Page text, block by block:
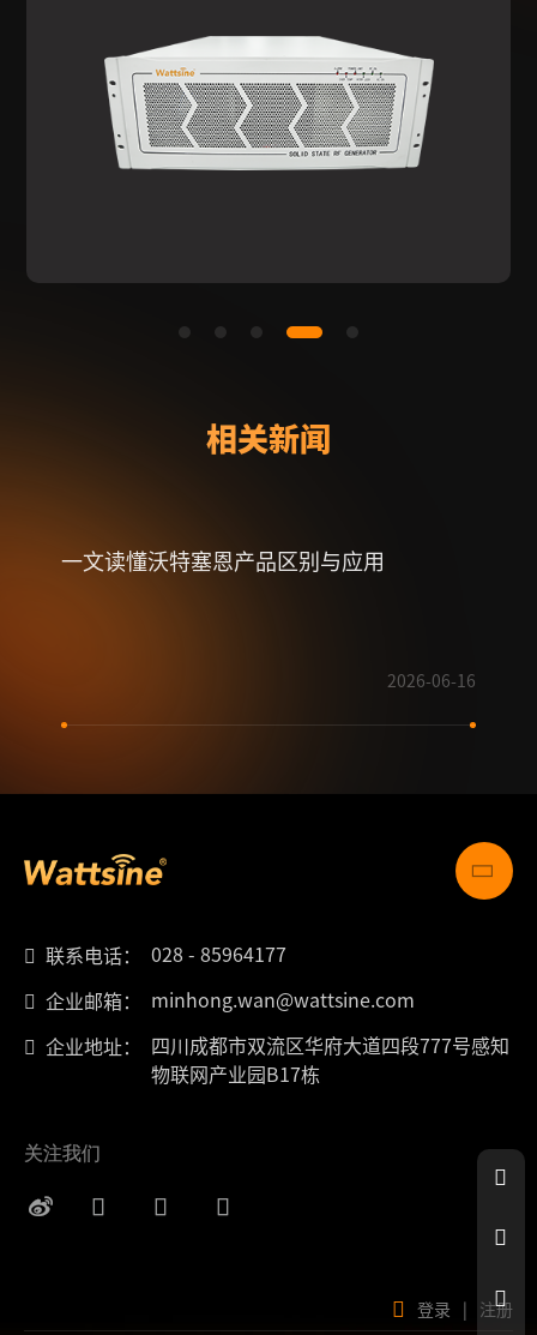
相关新闻
一文读懂沃特塞恩产品区别与应用
2026-06-16
联系电话：
028 - 85964177
企业邮箱：
minhong.wan@wattsine.com
企业地址：
四川成都市双流区华府大道四段777号感知
物联网产业园B17栋
关注我们
登录 | 注册